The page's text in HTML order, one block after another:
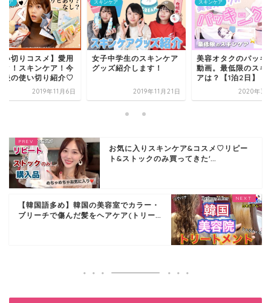
ケア
い切りコスメ】愛用
ク！スキンケア！今
後の使い切り紹介♡
2019年11月6日
スキンケア
女子中学生のスキンケア
グッズ紹介します！
2019年11月21日
スキンケア
美容オタクのパッキ
動画。最低限のスキ
アは？【1泊2日】【
2020年3
お気に入りスキンケア&コスメ♡リピー
ト&ストックのみ買ってきた'...
【韓国語多め】韓国の美容室でカラー・
ブリーチで傷んだ髪をヘアケア(トリー...